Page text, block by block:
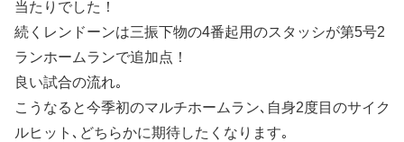
当たりでした！
続くレンドーンは三振下物の4番起用のスタッシが第5号2
ランホームランで追加点！
良い試合の流れ｡
こうなると今季初のマルチホームラン､自身2度目のサイク
ルヒット､どちらかに期待したくなります｡